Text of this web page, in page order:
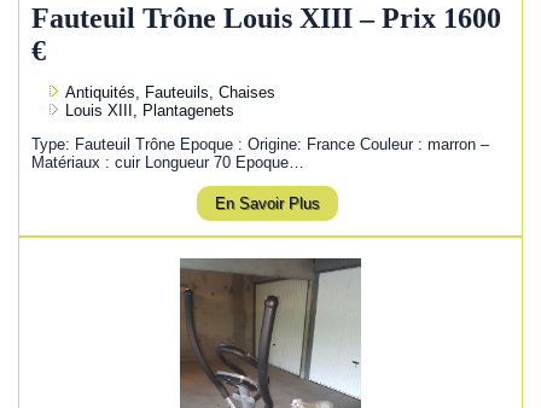
Fauteuil Trône Louis XIII – Prix 1600
€
Antiquités, Fauteuils, Chaises
Louis XIII, Plantagenets
Type: Fauteuil Trône Epoque : Origine: France Couleur : marron –
Matériaux : cuir Longueur 70 Epoque…
En Savoir Plus